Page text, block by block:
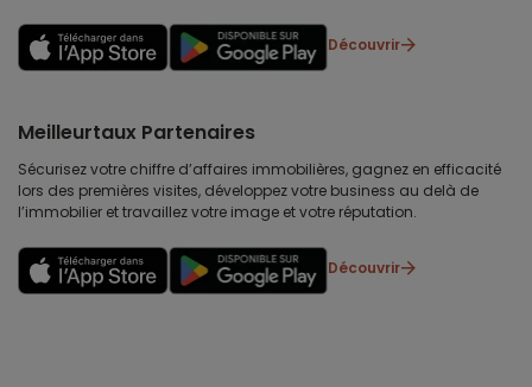
Découvrir
Meilleurtaux Partenaires
Sécurisez votre chiffre d’affaires immobilières, gagnez en efficacité
lors des premières visites, développez votre business au delà de
l’immobilier et travaillez votre image et votre réputation.
Découvrir